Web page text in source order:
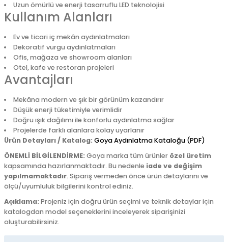
Uzun ömürlü ve enerji tasarruflu LED teknolojisi
Kullanım Alanları
Ev ve ticari iç mekân aydınlatmaları
Dekoratif vurgu aydınlatmaları
Ofis, mağaza ve showroom alanları
Otel, kafe ve restoran projeleri
Avantajları
Mekâna modern ve şık bir görünüm kazandırır
Düşük enerji tüketimiyle verimlidir
Doğru ışık dağılımı ile konforlu aydınlatma sağlar
Projelerde farklı alanlara kolay uyarlanır
Ürün Detayları / Katalog: Goya Aydınlatma Kataloğu (PDF)
ÖNEMLİ BİLGİLENDİRME: Goya marka tüm ürünler özel üretim
kapsamında hazırlanmaktadır. Bu nedenle iade ve değişim
yapılmamaktadır. Sipariş vermeden önce ürün detaylarını ve
ölçü/uyumluluk bilgilerini kontrol ediniz.
Açıklama: Projeniz için doğru ürün seçimi ve teknik detaylar için
katalogdan model seçeneklerini inceleyerek siparişinizi
oluşturabilirsiniz.